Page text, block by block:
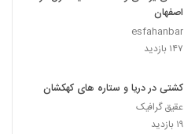
اصفهان
esfahanbar
۱۴۷ بازدید
کشتی در دریا و ستاره های کهکشان
عقیق گرافیک
۱۹ بازدید